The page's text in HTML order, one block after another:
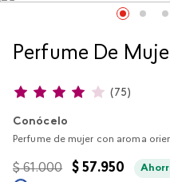
Perfume De
(75)
Conócelo
Perfume de mujer con aroma
$ 61.000 $ 57.950